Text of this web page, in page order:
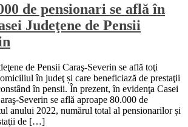
de pensionari se află în
Judeţene de Pensii
de Pensii Caraş-Severin se află toţi
în judeţ și care beneficiază de prestaţii
în pensii. În prezent, în evidenţa Casei
Severin se află aproape 80.000 de
anului 2022, numărul total al pensionarilor și
de […]